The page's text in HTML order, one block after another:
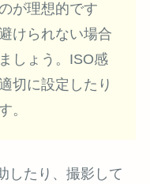
が理想的です
けられない場合
しょう。ISO感
切に設定したり
。
したり、撮影して